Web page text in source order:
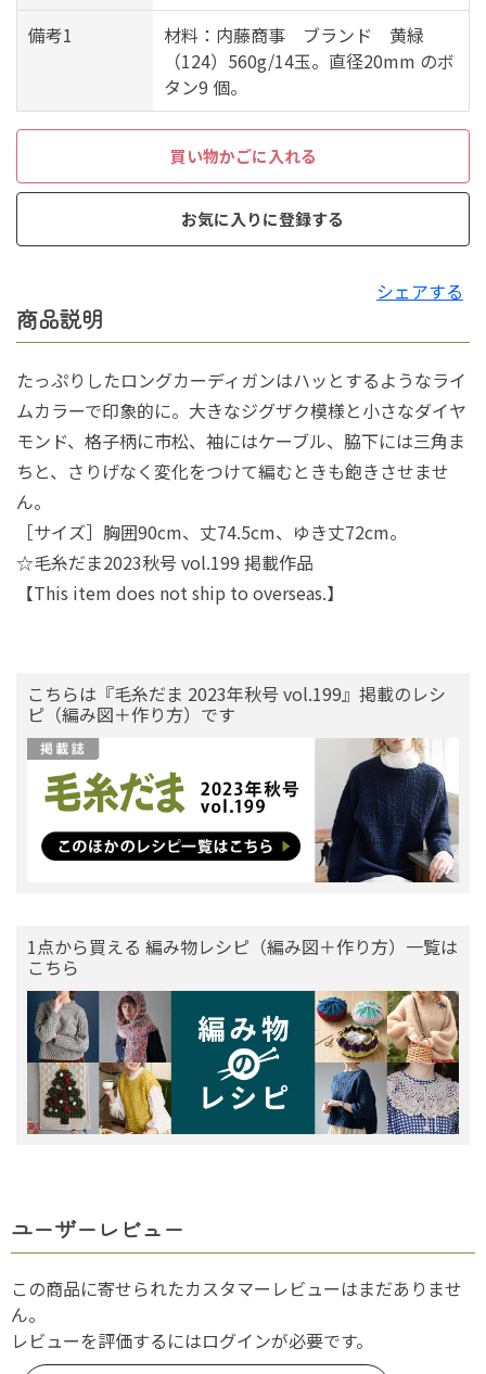
備考1
材料：内藤商事 ブランド 黄緑
（124）560g/14玉。直径20mm のボ
タン9 個。
買い物かごに入れる
お気に入りに登録する
シェアする
商品説明
たっぷりしたロングカーディガンはハッとするようなライ
ムカラーで印象的に。大きなジグザク模様と小さなダイヤ
モンド、格子柄に市松、袖にはケーブル、脇下には三角ま
ちと、さりげなく変化をつけて編むときも飽きさせませ
ん。
［サイズ］胸囲90cm、丈74.5cm、ゆき丈72cm。
☆毛糸だま2023秋号 vol.199 掲載作品
【This item does not ship to overseas.】
こちらは『毛糸だま 2023年秋号 vol.199』掲載のレシ
ピ（編み図＋作り方）です
1点から買える 編み物レシピ（編み図＋作り方）一覧は
こちら
ユーザーレビュー
この商品に寄せられたカスタマーレビューはまだありませ
ん。
レビューを評価するにはログインが必要です。